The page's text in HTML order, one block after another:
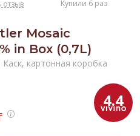
отзыв Купили 6 раз
Mosaic
in Box (0,7L)
картонная коробка
4.4